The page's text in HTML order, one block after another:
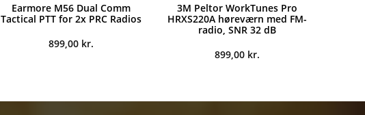
Earmore M56 Dual Comm
Tactical PTT for 2x PRC Radios
899,00 kr.
3M Peltor WorkTunes Pro
HRXS220A høreværn med FM-
radio, SNR 32 dB
899,00 kr.